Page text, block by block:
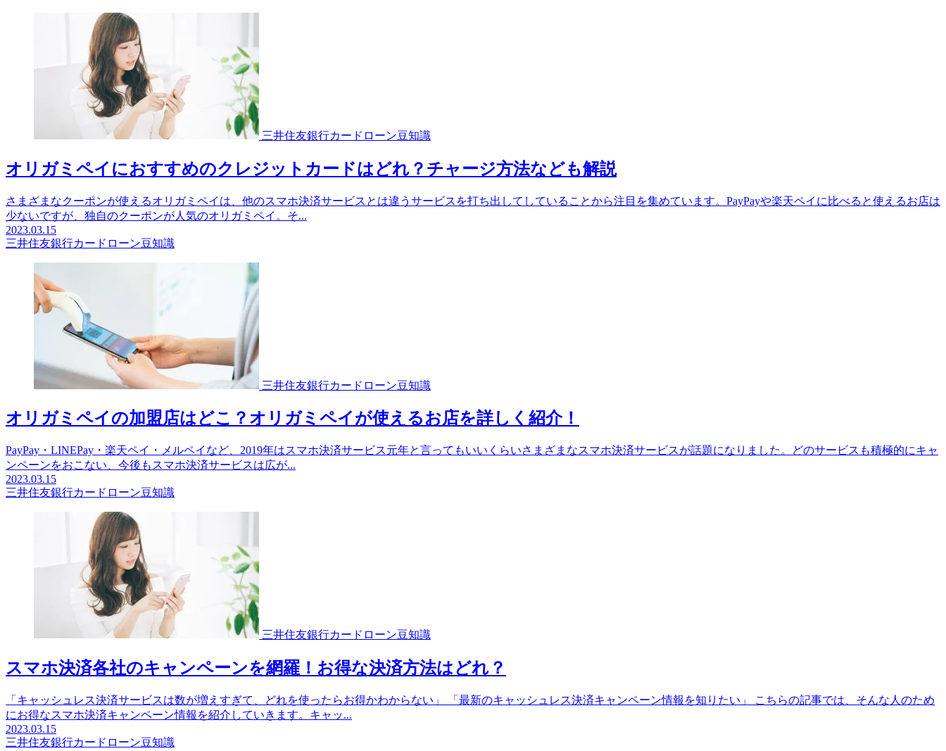
三井住友銀行カードローン豆知識
オリガミペイにおすすめのクレジットカードはどれ？チャージ方法なども解説
さまざまなクーポンが使えるオリガミペイは、他のスマホ決済サービスとは違うサービスを打ち出してしていることから注目を集めています。PayPayや楽天ペイに比べると使えるお店は
少ないですが、独自のクーポンが人気のオリガミペイ。そ...
2023.03.15
三井住友銀行カードローン豆知識
三井住友銀行カードローン豆知識
オリガミペイの加盟店はどこ？オリガミペイが使えるお店を詳しく紹介！
PayPay・LINEPay・楽天ペイ・メルペイなど、2019年はスマホ決済サービス元年と言ってもいいくらいさまざまなスマホ決済サービスが話題になりました。どのサービスも積極的にキャ
ンペーンをおこない、今後もスマホ決済サービスは広が...
2023.03.15
三井住友銀行カードローン豆知識
三井住友銀行カードローン豆知識
スマホ決済各社のキャンペーンを網羅！お得な決済方法はどれ？
「キャッシュレス決済サービスは数が増えすぎて、どれを使ったらお得かわからない」 「最新のキャッシュレス決済キャンペーン情報を知りたい」 こちらの記事では、そんな人のため
にお得なスマホ決済キャンペーン情報を紹介していきます。キャッ...
2023.03.15
三井住友銀行カードローン豆知識